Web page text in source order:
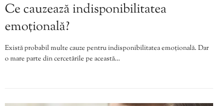
Ce cauzează indisponibilitatea
emoțională?
Există probabil multe cauze pentru indisponibilitatea emoțională. Dar
o mare parte din cercetările pe această…